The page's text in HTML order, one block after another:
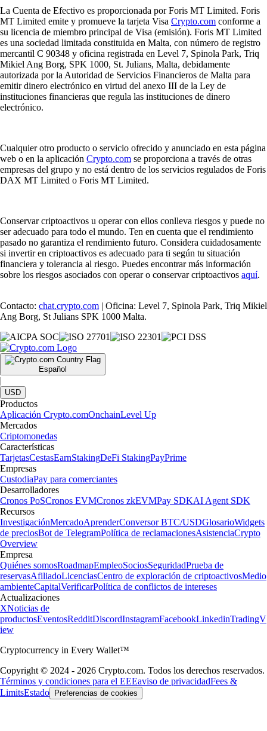
La Cuenta de Efectivo es proporcionada por Foris MT Limited. Foris
MT Limited emite y promueve la tarjeta Visa Crypto.com conforme a
su licencia de miembro principal de Visa (emisión). Foris MT Limited
es una sociedad limitada constituida en Malta, con número de registro
mercantil C 90348 y oficina registrada en Level 7, Spinola Park, Triq
Mikiel Ang Borg, SPK 1000, St. Julians, Malta, debidamente
autorizada por la Autoridad de Servicios Financieros de Malta para
emitir dinero electrónico en virtud del anexo III de la Ley de
instituciones financieras que regula las instituciones de dinero
electrónico.
Cualquier otro producto o servicio ofrecido y anunciado en esta página
web o en la aplicación Crypto.com se proporciona a través de otras
empresas del grupo y no está dentro de los servicios regulados de Foris
DAX MT Limited o Foris MT Limited.
Conservar criptoactivos u operar con ellos conlleva riesgos y puede no
ser adecuado para todo el mundo. Ten en cuenta que el rendimiento
pasado no garantiza el rendimiento futuro. Considera cuidadosamente
si invertir en criptoactivos es adecuado para ti según tu situación
financiera y tolerancia al riesgo. Puedes encontrar más información
sobre los riesgos asociados con operar o conservar criptoactivos aquí.
Contacto: chat.crypto.com | Oficina: Level 7, Spinola Park, Triq Mikiel
Ang Borg, St Julians SPK 1000 Malta.
Español
|
USD
Productos
Aplicación Crypto.comOnchainLevel Up
Mercados
Criptomonedas
Características
TarjetasCestasEarnStakingDeFi StakingPayPrime
Empresas
CustodiaPay para comerciantes
Desarrolladores
Cronos PoSCronos EVMCronos zkEVMPay SDKAI Agent SDK
Recursos
InvestigaciónMercadoAprenderConversor BTC/USDGlosarioWidgets
de preciosBot de TelegramPolítica de reclamacionesAsistenciaCrypto
Overview
Empresa
Quiénes somosRoadmapEmpleoSociosSeguridadPrueba de
reservasAfiliadoLicenciasCentro de exploración de criptoactivosMedio
ambienteCapitalVerificarPolítica de conflictos de intereses
Actualizaciones
XNoticias de
productosEventosRedditDiscordInstagramFacebookLinkedinTradingV
iew
Cryptocurrency in Every Wallet™
Copyright © 2024 - 2026 Crypto.com. Todos los derechos reservados.
Términos y condiciones para el EEEaviso de privacidadFees &
LimitsEstado Preferencias de cookies